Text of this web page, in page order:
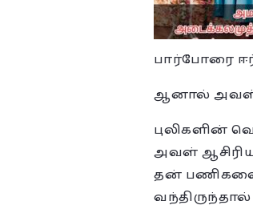
பார்போரை
ஆனால் அவள்
புலிகளின்
அவள்
தன் பணிகளை
வந்திருந்தால்